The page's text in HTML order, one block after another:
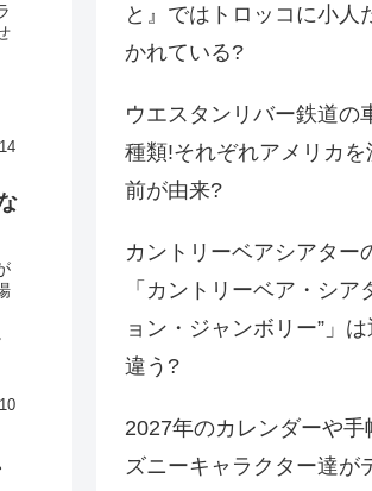
と』ではトロッコに小人
かれている?
ウエスタンリバー鉄道の
種類!それぞれアメリカを
前が由来?
カントリーベアシアター
「カントリーベア・シア
ョン・ジャンボリー”」
違う?
2027年のカレンダーや手
ズニーキャラクター達が